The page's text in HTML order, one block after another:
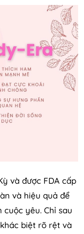
và được FDA cấp
và hiệu quả để
yêu. Chỉ sau
biệt rõ rệt và